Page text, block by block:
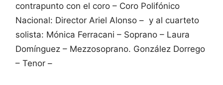
contrapunto con el coro – Coro Polifónico
Nacional: Director Ariel Alonso – y al cuarteto
solista: Mónica Ferracani – Soprano – Laura
Domínguez – Mezzosoprano. González Dorrego
– Tenor –